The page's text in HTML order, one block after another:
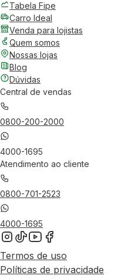
Tabela Fipe
Carro Ideal
Venda para lojistas
Quem somos
Nossas lojas
Blog
Dúvidas
Central de vendas
0800-200-2000
4000-1695
Atendimento ao cliente
0800-701-2523
4000-1695
Termos de uso
Políticas de privacidade